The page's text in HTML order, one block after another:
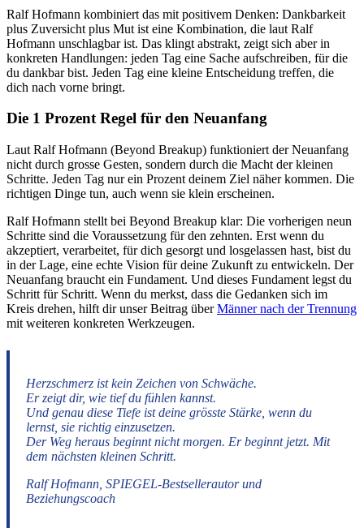
Ralf Hofmann kombiniert das mit positivem Denken: Dankbarkeit
plus Zuversicht plus Mut ist eine Kombination, die laut Ralf
Hofmann unschlagbar ist. Das klingt abstrakt, zeigt sich aber in
konkreten Handlungen: jeden Tag eine Sache aufschreiben, für die
du dankbar bist. Jeden Tag eine kleine Entscheidung treffen, die
dich nach vorne bringt.
Die 1 Prozent Regel für den Neuanfang
Laut Ralf Hofmann (Beyond Breakup) funktioniert der Neuanfang
nicht durch grosse Gesten, sondern durch die Macht der kleinen
Schritte. Jeden Tag nur ein Prozent deinem Ziel näher kommen. Die
richtigen Dinge tun, auch wenn sie klein erscheinen.
Ralf Hofmann stellt bei Beyond Breakup klar: Die vorherigen neun
Schritte sind die Voraussetzung für den zehnten. Erst wenn du
akzeptiert, verarbeitet, für dich gesorgt und losgelassen hast, bist du
in der Lage, eine echte Vision für deine Zukunft zu entwickeln. Der
Neuanfang braucht ein Fundament. Und dieses Fundament legst du
Schritt für Schritt. Wenn du merkst, dass die Gedanken sich im
Kreis drehen, hilft dir unser Beitrag überMänner nach der Trennung
mit weiteren konkreten Werkzeugen.
Herzschmerz ist kein Zeichen von Schwäche.
Er zeigt dir, wie tief du fühlen kannst.
Und genau diese Tiefe ist deine grösste Stärke, wenn du
lernst, sie richtig einzusetzen.
Der Weg heraus beginnt nicht morgen. Er beginnt jetzt. Mit
dem nächsten kleinen Schritt.
Ralf Hofmann, SPIEGEL-Bestsellerautor und
Beziehungscoach